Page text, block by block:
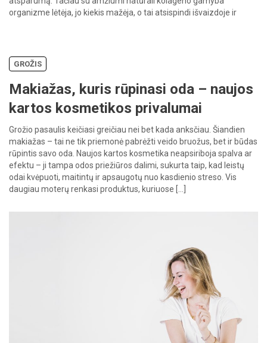
organizme lėtėja, jo kiekis mažėja, o tai atsispindi išvaizdoje ir
GROŽIS
Makiažas, kuris rūpinasi oda – naujos
kartos kosmetikos privalumai
Grožio pasaulis keičiasi greičiau nei bet kada anksčiau. Šiandien
makiažas – tai ne tik priemonė pabrėžti veido bruožus, bet ir būdas
rūpintis savo oda. Naujos kartos kosmetika neapsiriboja spalva ar
efektu – ji tampa odos priežiūros dalimi, sukurta taip, kad leistų
odai kvėpuoti, maitintų ir apsaugotų nuo kasdienio streso. Vis
daugiau moterų renkasi produktus, kuriuose […]